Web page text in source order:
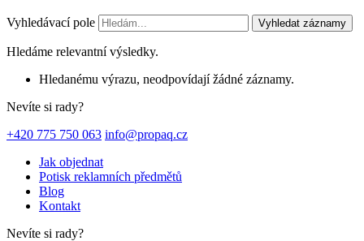
Vyhledávací pole Vyhledat záznamy
Hledáme relevantní výsledky.
Hledanému výrazu, neodpovídají žádné záznamy.
Nevíte si rady?
+420 775 750 063 info@propaq.cz
Jak objednat
Potisk reklamních předmětů
Blog
Kontakt
Nevíte si rady?